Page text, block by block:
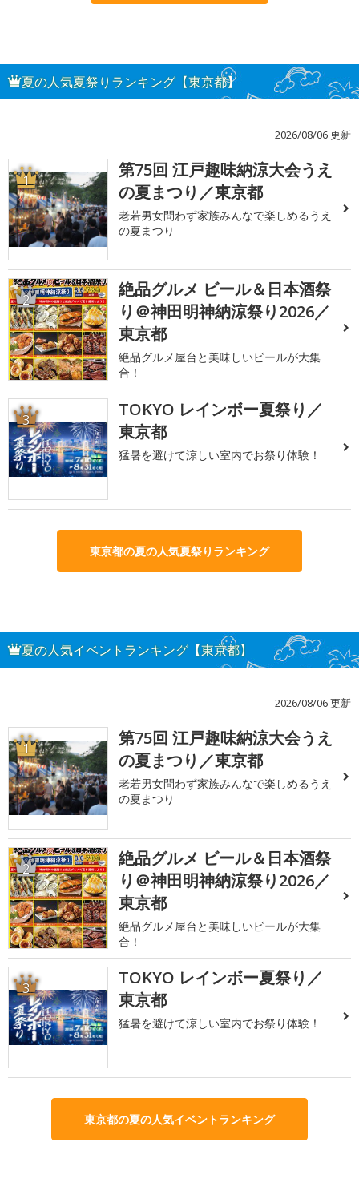
夏の人気夏祭りランキング【東京都】
2026/08/06 更新
1
第75回 江戸趣味納涼大会うえ
の夏まつり／東京都
老若男女問わず家族みんなで楽しめるうえ
の夏まつり
2
絶品グルメ ビール＆日本酒祭
り＠神田明神納涼祭り2026／
東京都
絶品グルメ屋台と美味しいビールが大集
合！
3
TOKYO レインボー夏祭り／
東京都
猛暑を避けて涼しい室内でお祭り体験！
東京都の夏の人気夏祭りランキング
夏の人気イベントランキング【東京都】
2026/08/06 更新
1
第75回 江戸趣味納涼大会うえ
の夏まつり／東京都
老若男女問わず家族みんなで楽しめるうえ
の夏まつり
2
絶品グルメ ビール＆日本酒祭
り＠神田明神納涼祭り2026／
東京都
絶品グルメ屋台と美味しいビールが大集
合！
3
TOKYO レインボー夏祭り／
東京都
猛暑を避けて涼しい室内でお祭り体験！
東京都の夏の人気イベントランキング